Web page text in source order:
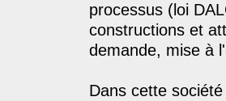
processus (loi
constructions et
demande, mise à
Dans cette